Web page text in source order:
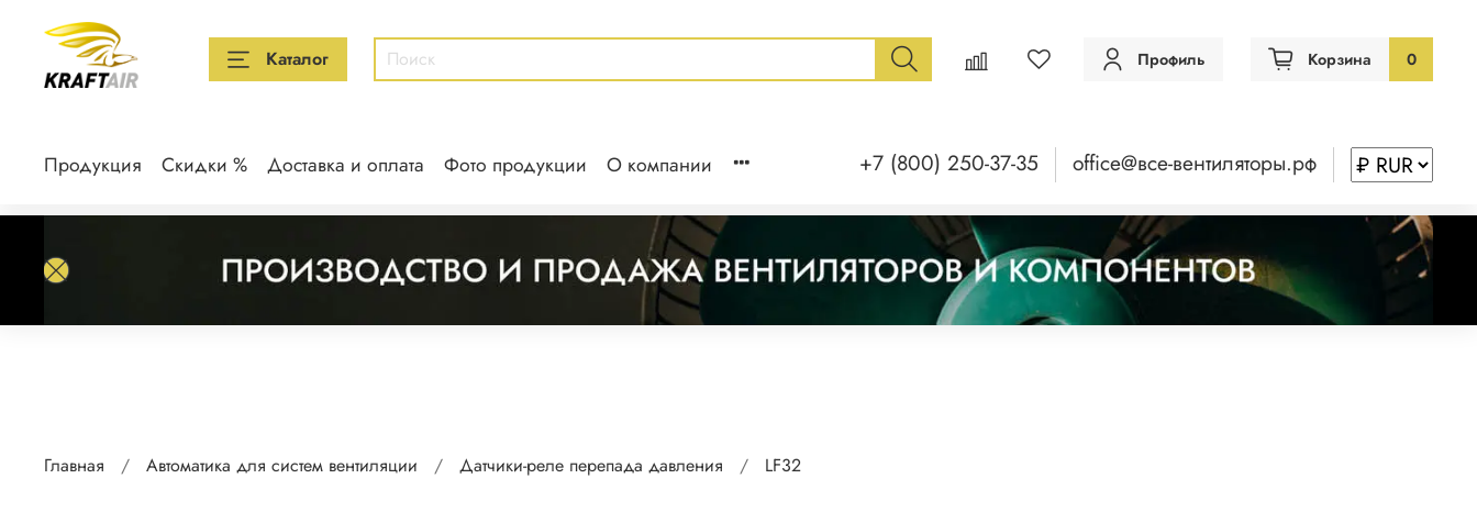
Каталог Профиль Корзина 0
Продукция Скидки % Доставка и оплата Фото продукции О компании +7 (800) 250-37-35 office@все-вентиляторы.рф
Главная Автоматика для систем вентиляции Датчики-реле перепада давления LF32